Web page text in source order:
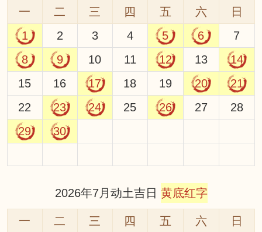
一 二 三 四 五 六
日
1
2 3 4 5 6
7
8
9 10 11 12 13
14
15
16 17 18 19 20
21
22
23 24 25 26 27
28
29
30
2026年7月动土吉日 黄底红字
一 二 三 四 五 六
日